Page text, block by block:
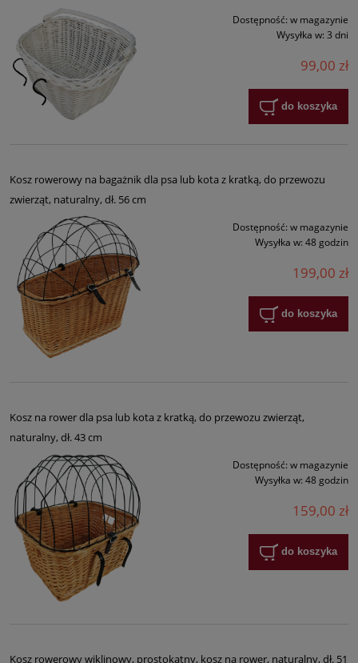
Dostępność: w magazynie
Wysyłka w: 3 dni
99,00 zł
do koszyka
Kosz rowerowy na bagażnik dla psa lub kota z kratką, do przewozu
zwierząt, naturalny, dł. 56 cm
Dostępność: w magazynie
Wysyłka w: 48 godzin
199,00 zł
do koszyka
Kosz na rower dla psa lub kota z kratką, do przewozu zwierząt,
naturalny, dł. 43 cm
Dostępność: w magazynie
Wysyłka w: 48 godzin
159,00 zł
do koszyka
Kosz rowerowy wiklinowy, prostokątny, kosz na rower, naturalny, dł. 51